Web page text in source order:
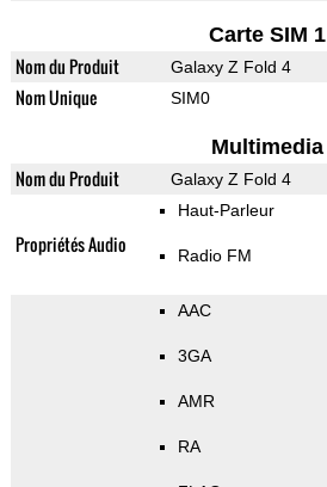
Carte SIM 1
Nom du Produit Galaxy Z Fold 4
Nom Unique SIM0
Multimedia
Nom du Produit Galaxy Z Fold 4
Propriétés Audio
Haut-Parleur
Radio FM
AAC
3GA
AMR
RA